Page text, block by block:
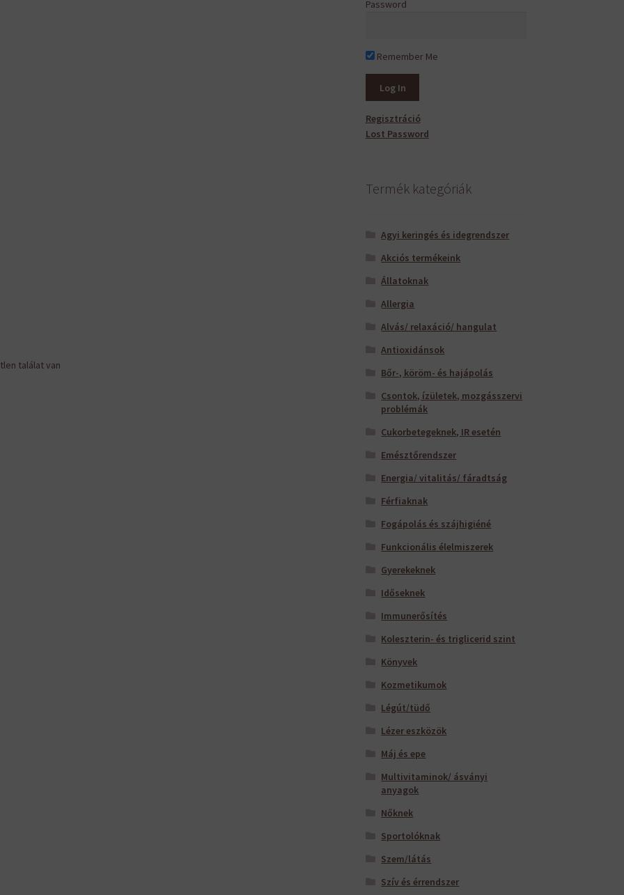
találat van
Password
Remember Me
Regisztráció
Lost Password
Termék kategóriák
Agyi keringés és idegrendszer
Akciós termékeink
Állatoknak
Allergia
Alvás/ relaxáció/ hangulat
Antioxidánsok
Bőr-, köröm- és hajápolás
Csontok, ízületek, mozgásszervi
problémák
Cukorbetegeknek, IR esetén
Emésztőrendszer
Energia/ vitalitás/ fáradtság
Férfiaknak
Fogápolás és szájhigiéné
Funkcionális élelmiszerek
Gyerekeknek
Időseknek
Immunerősítés
Koleszterin- és triglicerid szint
Könyvek
Kozmetikumok
Légút/tüdő
Lézer eszközök
Máj és epe
Multivitaminok/ ásványi
anyagok
Nőknek
Sportolóknak
Szem/látás
Szív és érrendszer